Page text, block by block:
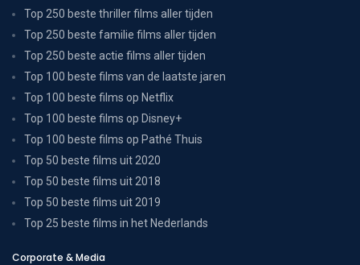
Top 250 beste thriller films aller tijden
Top 250 beste familie films aller tijden
Top 250 beste actie films aller tijden
Top 100 beste films van de laatste jaren
Top 100 beste films op Netflix
Top 100 beste films op Disney+
Top 100 beste films op Pathé Thuis
Top 50 beste films uit 2020
Top 50 beste films uit 2018
Top 50 beste films uit 2019
Top 25 beste films in het Nederlands
Corporate & Media